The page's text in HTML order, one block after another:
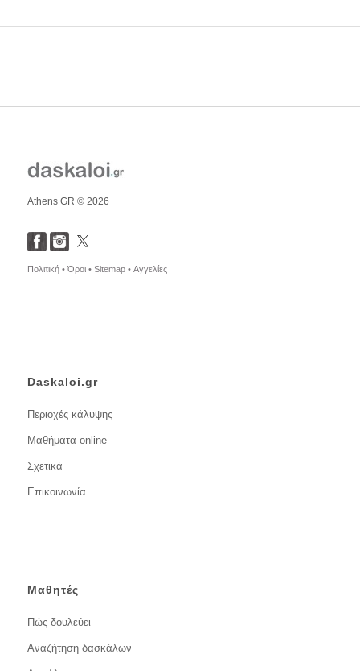
Athens GR © 2026
Πολιτική •Όροι • Sitemap • Αγγελίες
Daskaloi.gr
Περιοχές κάλυψης
Μαθήματα online
Σχετικά
Επικοινωνία
Μαθητές
Πώς δουλεύει
Αναζήτηση δασκάλων